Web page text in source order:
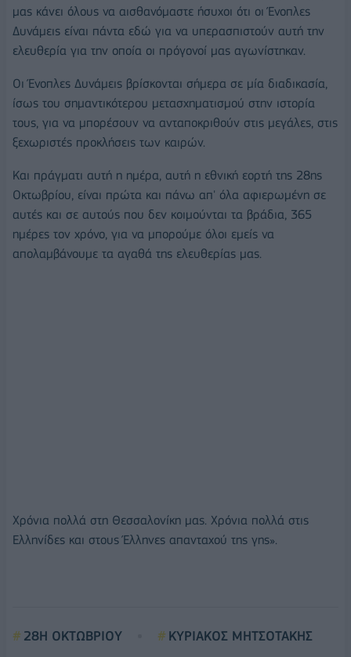
μας κάνει όλους να αισθανόμαστε ήσυχοι ότι οι Ένοπλες
Δυνάμεις είναι πάντα εδώ για να υπερασπιστούν αυτή την
ελευθερία για την οποία οι πρόγονοί μας αγωνίστηκαν.
Οι Ένοπλες Δυνάμεις βρίσκονται σήμερα σε μία διαδικασία,
ίσως του σημαντικότερου μετασχηματισμού στην ιστορία
τους, για να μπορέσουν να ανταποκριθούν στις μεγάλες, στις
ξεχωριστές προκλήσεις των καιρών.
Και πράγματι αυτή η ημέρα, αυτή η εθνική εορτή της 28ης
Οκτωβρίου, είναι πρώτα και πάνω απ' όλα αφιερωμένη σε
αυτές και σε αυτούς που δεν κοιμούνται τα βράδια, 365
ημέρες τον χρόνο, για να μπορούμε όλοι εμείς να
απολαμβάνουμε τα αγαθά της ελευθερίας μας.
Χρόνια πολλά στη Θεσσαλονίκη μας. Χρόνια πολλά στις
Ελληνίδες και στους Έλληνες απανταχού της γης».
28Η ΟΚΤΩΒΡΙΟΥ ΚΥΡΙΑΚΟΣ ΜΗΤΣΟΤΑΚΗΣ